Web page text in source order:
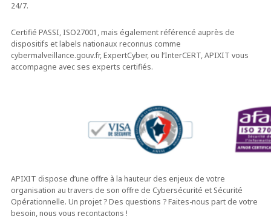
24/7.
Certifié PASSI, ISO27001, mais également référencé auprès de
dispositifs et labels nationaux reconnus comme
cybermalveillance.gouv.fr, ExpertCyber, ou l’InterCERT, APIXIT vous
accompagne avec ses experts certifiés.
APIXIT dispose d’une offre à la hauteur des enjeux de votre
organisation au travers de son offre de Cybersécurité et Sécurité
Opérationnelle. Un projet ? Des questions ? Faites-nous part de votre
besoin, nous vous recontactons !